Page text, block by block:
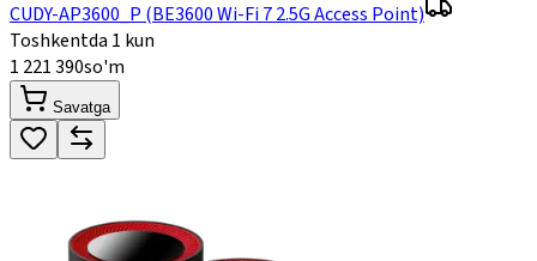
CUDY-AP3600_P (BE3600 Wi-Fi 7 2.5G Access Point)
Toshkentda 1 kun
1 221 390so'm
Savatga